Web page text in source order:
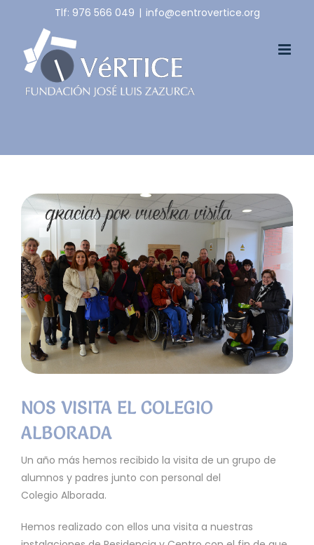
content
Tlf: 976 566 049 | info@centrovertice.org
View
Larger
Image
NOS VISITA EL COLEGIO
ALBORADA
Un año más hemos recibido la visita de un grupo de
alumnos y padres junto con personal del
Colegio Alborada.
Hemos realizado con ellos una visita a nuestras